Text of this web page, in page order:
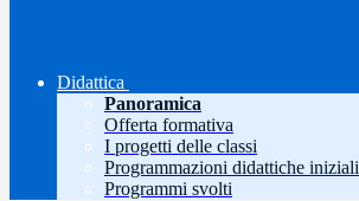
Didattica
Panoramica
Offerta formativa
I progetti delle classi
Programmazioni didattiche iniziali
Programmi svolti